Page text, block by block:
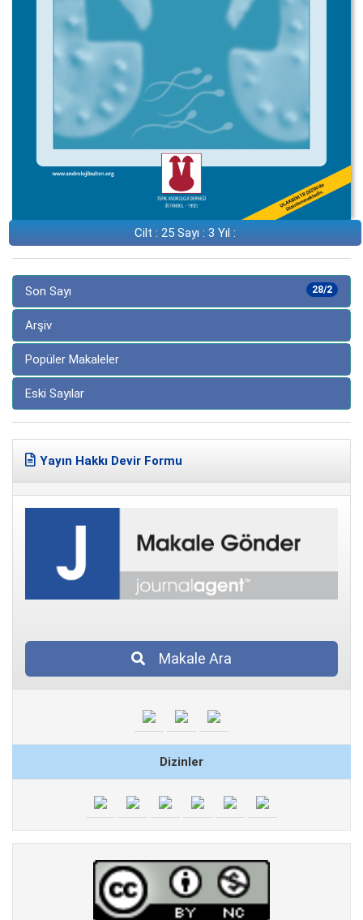
Cilt : 25 Sayı : 3 Yıl :
28/2
Son Sayı
Arşiv
Popüler Makaleler
Eski Sayılar
Yayın Hakkı Devir Formu
Makale Ara
Dizinler